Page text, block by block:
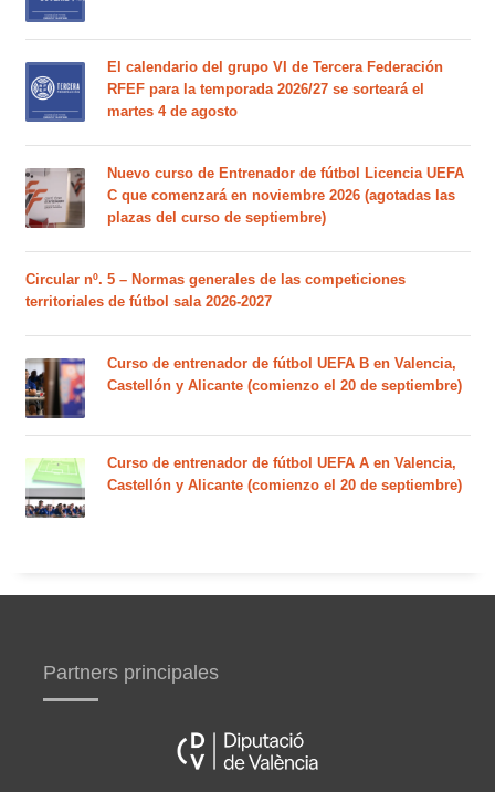
El calendario del grupo VI de Tercera Federación
RFEF para la temporada 2026/27 se sorteará el
martes 4 de agosto
Nuevo curso de Entrenador de fútbol Licencia UEFA
C que comenzará en noviembre 2026 (agotadas las
plazas del curso de septiembre)
Circular nº. 5 – Normas generales de las competiciones
territoriales de fútbol sala 2026-2027
Curso de entrenador de fútbol UEFA B en Valencia,
Castellón y Alicante (comienzo el 20 de septiembre)
Curso de entrenador de fútbol UEFA A en Valencia,
Castellón y Alicante (comienzo el 20 de septiembre)
Partners principales